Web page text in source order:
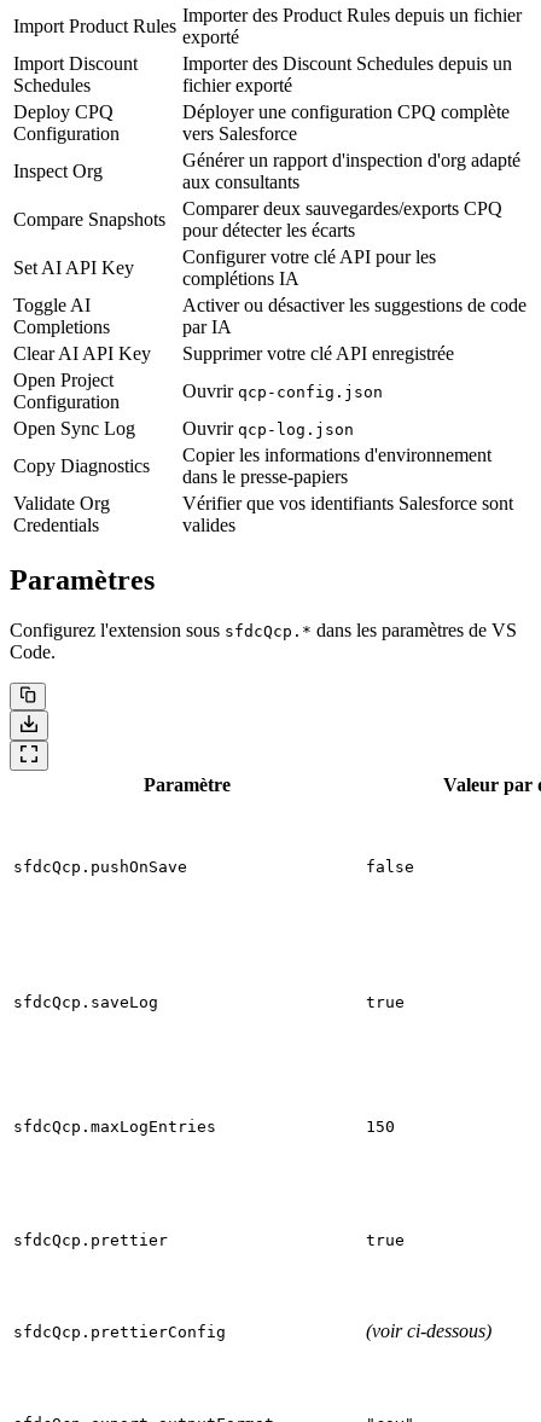
Import Product Rules
Importer des Product Rules depuis un fichier
exporté
Import Discount
Schedules
Importer des Discount Schedules depuis un
fichier exporté
Deploy CPQ
Configuration
Déployer une configuration CPQ complète
vers Salesforce
Inspect Org
Générer un rapport d'inspection d'org adapté
aux consultants
Compare Snapshots
Comparer deux sauvegardes/exports CPQ
pour détecter les écarts
Set AI API Key
Configurer votre clé API pour les
complétions IA
Toggle AI
Completions
Activer ou désactiver les suggestions de code
par IA
Clear AI API Key
Supprimer votre clé API enregistrée
Open Project
Configuration
Ouvrir qcp-config.json
Open Sync Log Ouvrir qcp-log.json
Copy Diagnostics
Copier les informations d'environnement
dans le presse-papiers
Validate Org
Credentials
Vérifier que vos identifiants Salesforce sont
valides
Paramètres
Configurez l'extension sous sfdcQcp.* dans les paramètres de VS
Code.
Paramètre Valeur par
sfdcQcp.pushOnSave false
sfdcQcp.saveLog true
sfdcQcp.maxLogEntries 150
sfdcQcp.prettier true
sfdcQcp.prettierConfig (voir ci-dessous)